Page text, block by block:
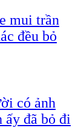
mui trần
đều bỏ
có ảnh
ấy đã bỏ đi